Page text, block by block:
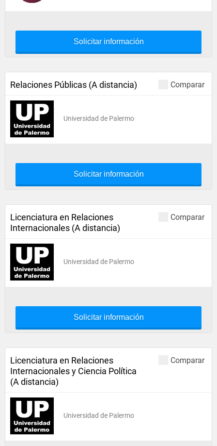
Solicitar información
Comparar
Relaciones Públicas (A distancia)
Universidad de Palermo
Solicitar información
Comparar
Licenciatura en Relaciones
Internacionales (A distancia)
Universidad de Palermo
Solicitar información
Comparar
Licenciatura en Relaciones
Internacionales y Ciencia Política
(A distancia)
Universidad de Palermo